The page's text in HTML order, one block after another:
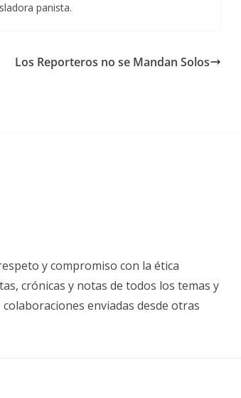
panista.
Los Reporteros no se Mandan Solos
y compromiso con la ética
crónicas y notas de todos los temas y
enviadas desde otras